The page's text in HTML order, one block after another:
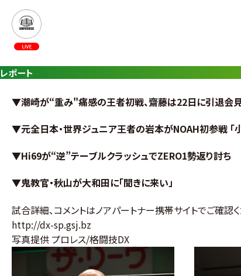
レポート
▼潮崎が“重み"痛感の王者初戦、齋藤は22日に引退会
▼元全日本・世界ジュニア王者の岩本がNOAH初参戦 「小
▼Hi69が“逆”テーブルクラッシュでZERO1勢返り討ち
▼鬼教官・秋山が大和田に「聞きに来い」
試合詳細、コメントはノアパートナー携帯サイトでご確認く
http://dx-sp.gsj.bz
写真提供 プロレス/格闘技DX